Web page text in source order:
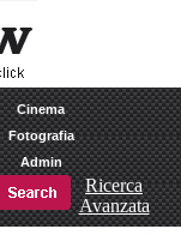
Cinema
Fotografia
Admin
Ricerca
Avanzata